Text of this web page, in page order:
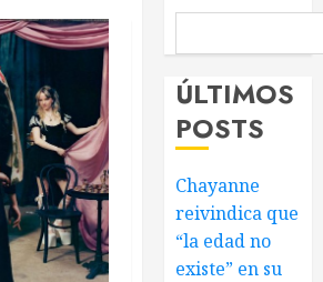
ÚLTIMOS
POSTS
Chayanne
reivindica que
“la edad no
existe” en su